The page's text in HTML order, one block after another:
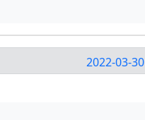
2022-03-30